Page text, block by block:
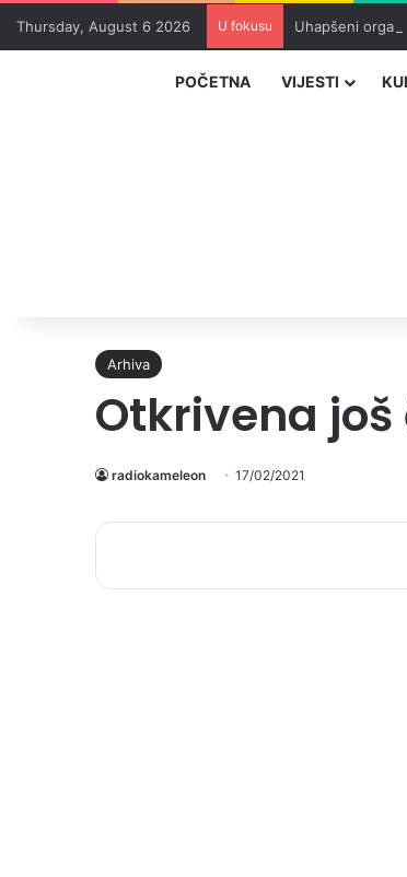
Thursday, August 6 2026 U fokusu Uhapšeni
POČETNA VIJESTI
Arhiva
Otkrivena
radiokameleon 17/02/2021